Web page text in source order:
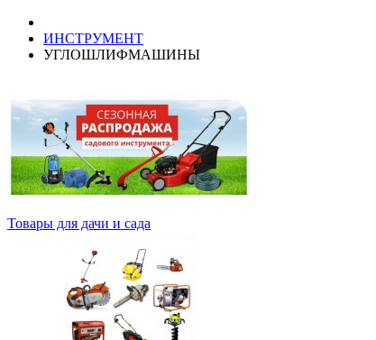
ИНСТРУМЕНТ
УГЛОШЛИФМАШИНЫ
Товары для дачи и сада